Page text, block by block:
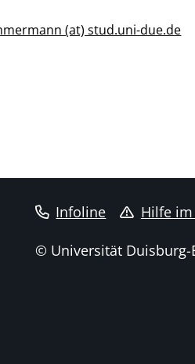
(at) stud.uni-due.de
Infoline Hilfe
© Universität Duisburg-